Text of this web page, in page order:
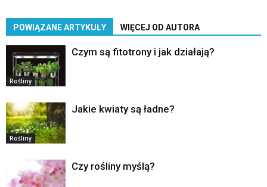
POWIĄZANE ARTYKUŁY WIĘCEJ OD AUTORA
Rośliny
Czym są fitotrony i jak działają?
Rośliny
Jakie kwiaty są ładne?
Czy rośliny myślą?